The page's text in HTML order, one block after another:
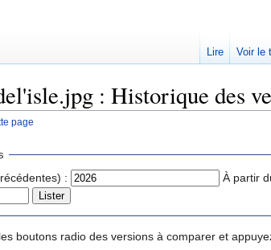
: Historique des
page
: À partir
boutons radio des versions à comparer et
Lire Voir le